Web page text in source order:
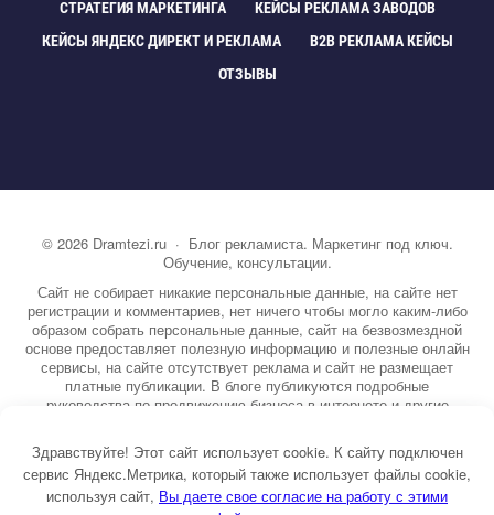
СТРАТЕГИЯ МАРКЕТИНГА
КЕЙСЫ РЕКЛАМА ЗАВОДО
КЕЙСЫ ЯНДЕКС ДИРЕКТ И РЕКЛАМА
B2B РЕКЛАМА КЕЙСЫ
ОТЗЫВЫ
© 2026 Dramtezi.ru· Блог рекламиста. Маркетинг под ключ.
Обучение, консультации.
Сайт не собирает никакие персональные данные, на сайте нет
регистрации и комментариев, нет ничего чтобы могло каким-либо
образом собрать персональные данные, сайт на безвозмездной
основе предоставляет полезную информацию и полезные онлайн
сервисы, на сайте отсутствует реклама и сайт не размещает
платные публикации. В блоге публикуются подробные
руководства по продвижению бизнеса в интернете и другие
информацию о маркетинге, рекламе, копирайтинге и другие темы.
На сайте опубликовано более 3000 статей.
Здравствуйте! Этот сайт использует cookie. К сайту подключен
сервис Яндекс.Метрика, который также использует файлы cookie,
используя сайт, ы даете свое согласие на работу с этими